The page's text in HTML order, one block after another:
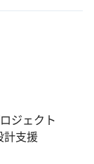
ジェクト
計支援